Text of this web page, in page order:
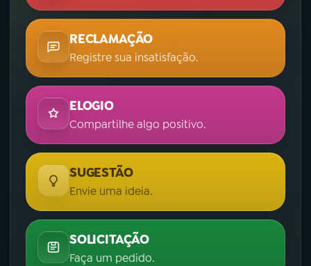
RECLAMAÇÃO
Registre sua insatisfação.
ELOGIO
Compartilhe algo positivo.
SUGESTÃO
Envie uma ideia.
SOLICITAÇÃO
Faça um pedido.